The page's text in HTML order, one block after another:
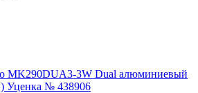
MK290DUA3-3W Dual алюминиевый
Уценка № 438906